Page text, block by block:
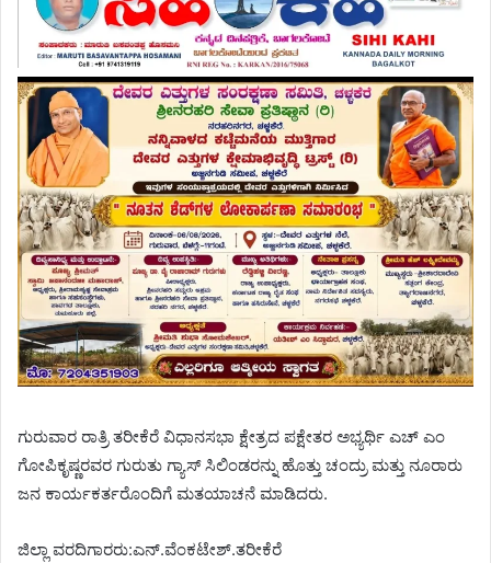
ಗುರುವಾರ ರಾತ್ರಿ ತರೀಕೆರೆ ವಿಧಾನಸಭಾ ಕ್ಷೇತ್ರದ ಪಕ್ಷೇತರ ಅಭ್ಯರ್ಥಿ ಎಚ್ ಎಂ
ಗೋಪಿಕೃಷ್ಣರವರ ಗುರುತು ಗ್ಯಾಸ್ ಸಿಲಿಂಡರನ್ನು ಹೊತ್ತು ಚಂದ್ರು ಮತ್ತು ನೂರಾರು
ಜನ ಕಾರ್ಯಕರ್ತರೊಂದಿಗೆ ಮತಯಾಚನೆ ಮಾಡಿದರು.
ಜಿಲ್ಲಾ ವರದಿಗಾರರು:ಎನ್.ವೆಂಕಟೇಶ್.ತರೀಕೆರೆ